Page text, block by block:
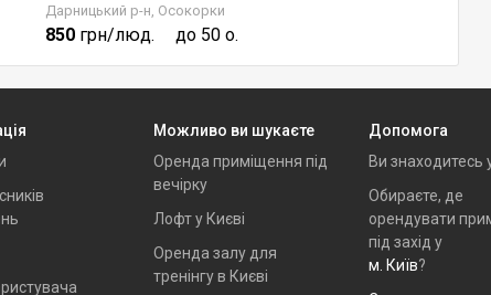
Дарницький р-н, Осокорки
850 грн/люд. до 50 о.
Можливо ви шукаєте
Оренда приміщення під
вечірку
Лофт у Києві
Оренда залу для
тренінгу в Києві
Допомога
Ви знаходитесь
Обираєте, де
орендувати
під захід у
м. Київ?